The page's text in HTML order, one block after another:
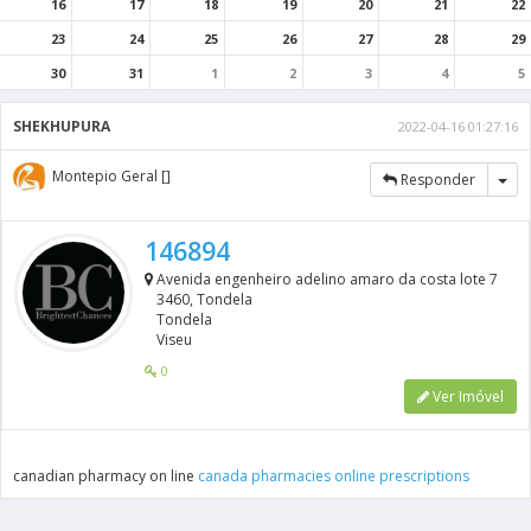
16
17 18 19 20 21
22
23
24 25 26 27 28
29
30
31 1 2 3 4 5
SHEKHUPURA 2022-04-16 01:27:16
Montepio Geral [] Responder
146894
Avenida engenheiro adelino amaro da costa lote 7
3460, Tondela
Tondela
Viseu
0
Ver Imóvel
canadian pharmacy on line canada pharmacies online prescriptions